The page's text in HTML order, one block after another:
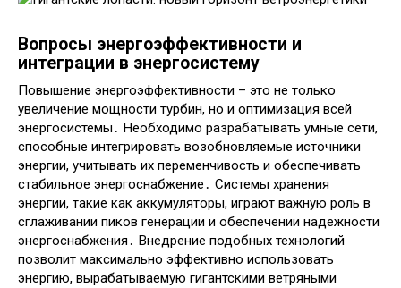
Вопросы энергоэффективности и
интеграции в энергосистему
Повышение энергоэффективности – это не только
увеличение мощности турбин, но и оптимизация всей
энергосистемы․ Необходимо разрабатывать умные сети,
способные интегрировать возобновляемые источники
энергии, учитывать их переменчивость и обеспечивать
стабильное энергоснабжение․ Системы хранения
энергии, такие как аккумуляторы, играют важную роль в
сглаживании пиков генерации и обеспечении надежности
энергоснабжения․ Внедрение подобных технологий
позволит максимально эффективно использовать
энергию, вырабатываемую гигантскими ветряными